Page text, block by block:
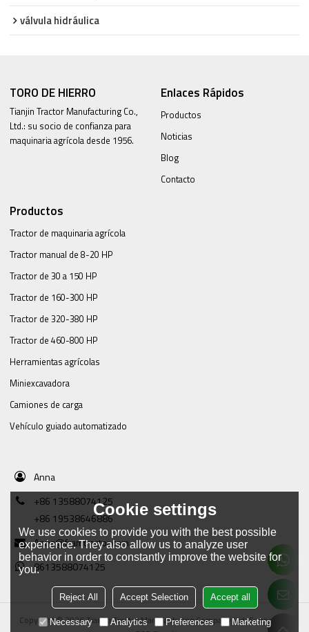
válvula hidráulica
TORO DE HIERRO
Tianjin Tractor Manufacturing Co.,
Ltd.: su socio de confianza para
maquinaria agrícola desde 1956.
Enlaces Rápidos
Productos
Noticias
Blog
Contacto
Productos
Tractor de maquinaria agrícola
Tractor manual de 8-20 HP
Tractor de 30 a 150 HP
Tractor de 160-300 HP
Tractor de 320-380 HP
Tractor de 460-800 HP
Herramientas agrícolas
Miniexcavadora
Camiones de carga
Vehículo guiado automatizado
Anna
+86 13588074125
+86 19538646886
Anna@framtractor.com
8613588074125
Copyright © 2026Tianjin Tractor Manufacturing Company Ltd.Support By
Cookie settings
We use cookies to provide you with the best possible
experience. They also allow us to analyze user
behavior in order to constantly improve the website for
you.
Reject All Accept Selection Accept all
Necessary Analytics Preferences Marketing